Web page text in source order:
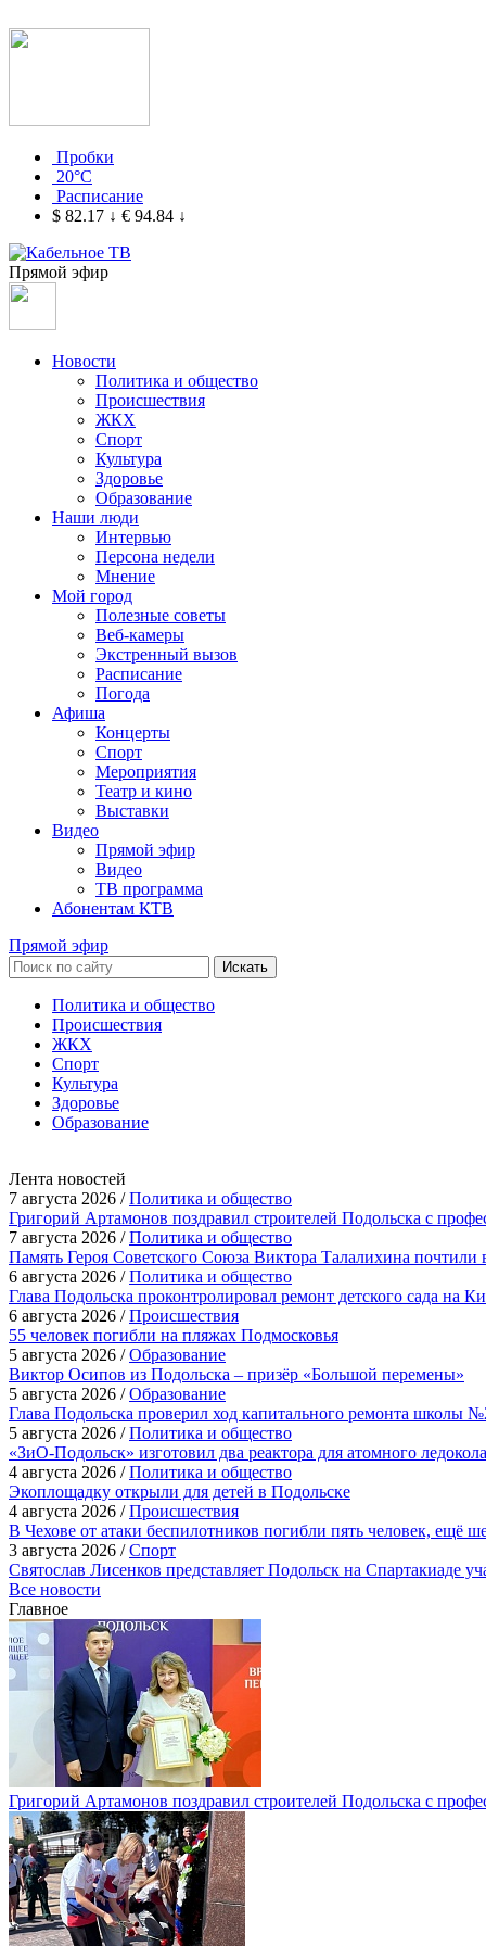
Пробки
20°C
Расписание
$ 82.17 ↓ € 94.84 ↓
Прямой эфир
Новости
Политика и общество
Происшествия
ЖКХ
Спорт
Культура
Здоровье
Образование
Наши люди
Интервью
Персона недели
Мнение
Мой город
Полезные советы
Веб-камеры
Экстренный вызов
Расписание
Погода
Афиша
Концерты
Спорт
Мероприятия
Театр и кино
Выставки
Видео
Прямой эфир
Видео
ТВ программа
Абонентам КТВ
Прямой эфир
Искать
Политика и общество
Происшествия
ЖКХ
Спорт
Культура
Здоровье
Образование
Лента новостей
7 августа 2026 /Политика и общество
Григорий Артамонов поздравил строителей Подольска с
7 августа 2026 /Политика и общество
Память Героя Советского Союза Виктора Талалихина почтили
6 августа 2026 /Политика и общество
Глава Подольска проконтролировал ремонт детского сада на
6 августа 2026 /Происшествия
55 человек погибли на пляжах Подмосковья
5 августа 2026 /Образование
Виктор Осипов из Подольска – призёр «Большой перемены»
5 августа 2026 /Образование
Глава Подольска проверил ход капитального ремонта школы
5 августа 2026 /Политика и общество
«ЗиО-Подольск» изготовил два реактора для атомного
4 августа 2026 /Политика и общество
Экоплощадку открыли для детей в Подольске
4 августа 2026 /Происшествия
В Чехове от атаки беспилотников погибли пять человек, ещё
3 августа 2026 /Спорт
Святослав Лисенков представляет Подольск на Спартакиаде
Все новости
Главное
Григорий Артамонов поздравил строителей Подольска с